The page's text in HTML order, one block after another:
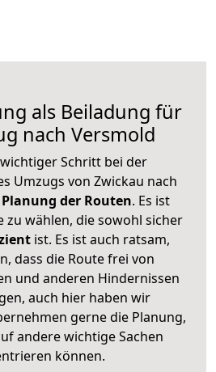
als Beiladung für
nach Versmold
Schritt bei der
Umzugs von Zwickau nach
Planung der Routen. Es ist
zu wählen, die sowohl sicher
ist. Es ist auch ratsam,
dass die Route frei von
und anderen Hindernissen
auch hier haben wir
gerne die Planung,
andere wichtige Sachen
können.